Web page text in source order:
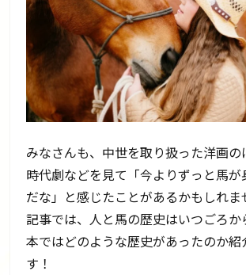
みなさんも、中世を取り扱った洋画の
時代劇などを見て「今よりずっと馬が
だな」と感じたことがあるかもしれま
記事では、人と馬の歴史はいつごろか
本ではどのような歴史があったのか紹
す！